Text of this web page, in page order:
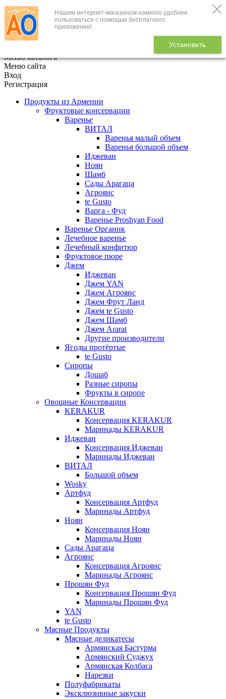
Нашим интернет-магазином намного удобнее
пользоваться с помощью бесплатного
приложения!
Установить
+7 (495) 646-888-1
В корзине
Меню каталога
Меню сайта
Вход
Регистрация
Продукты из Армении
Фруктовые консервации
Варенье
ВИТАЛ
Варенья малый объем
Варенья большой объем
Иджеван
Ноян
Шамб
Сады Арагаца
Агроянс
te Gusto
Варга - Фуд
Варенье Proshyan Food
Варенье Органик
Лечебное варенье
Лечебный конфитюр
Фруктовое пюре
Джем
Иджеван
Джем YAN
Джем Агроянс
Джем Фрут Ланд
Джем te Gusto
Джем Шамб
Джем Ararat
Другие производители
Ягоды протёртые
te Gusto
Сиропы
Дошаб
Разные сиропы
Фрукты в сиропе
Овощные Консервации
KERAKUR
Консервация KERAKUR
Маринады KERAKUR
Иджеван
Консервация Иджеван
Маринады Иджеван
ВИТАЛ
Большой объем
Wosky
Артфуд
Консервация Артфуд
Маринады Артфуд
Ноян
Консервация Ноян
Маринады Ноян
Сады Арагаца
Агроянс
Консервация Агроянс
Маринады Агроянс
Прошян Фуд
Консервация Прошян Фуд
Маринады Прошян Фуд
YAN
te Gusto
Мясные Продукты
Мясные деликатесы
Армянская Бастурма
Армянский Суджух
Армянская Колбаса
Нарезки
Полуфабрикаты
Эксклюзивные закуски